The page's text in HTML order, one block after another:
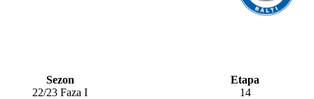
Sezon
Etapa
22/23 Faza I 14